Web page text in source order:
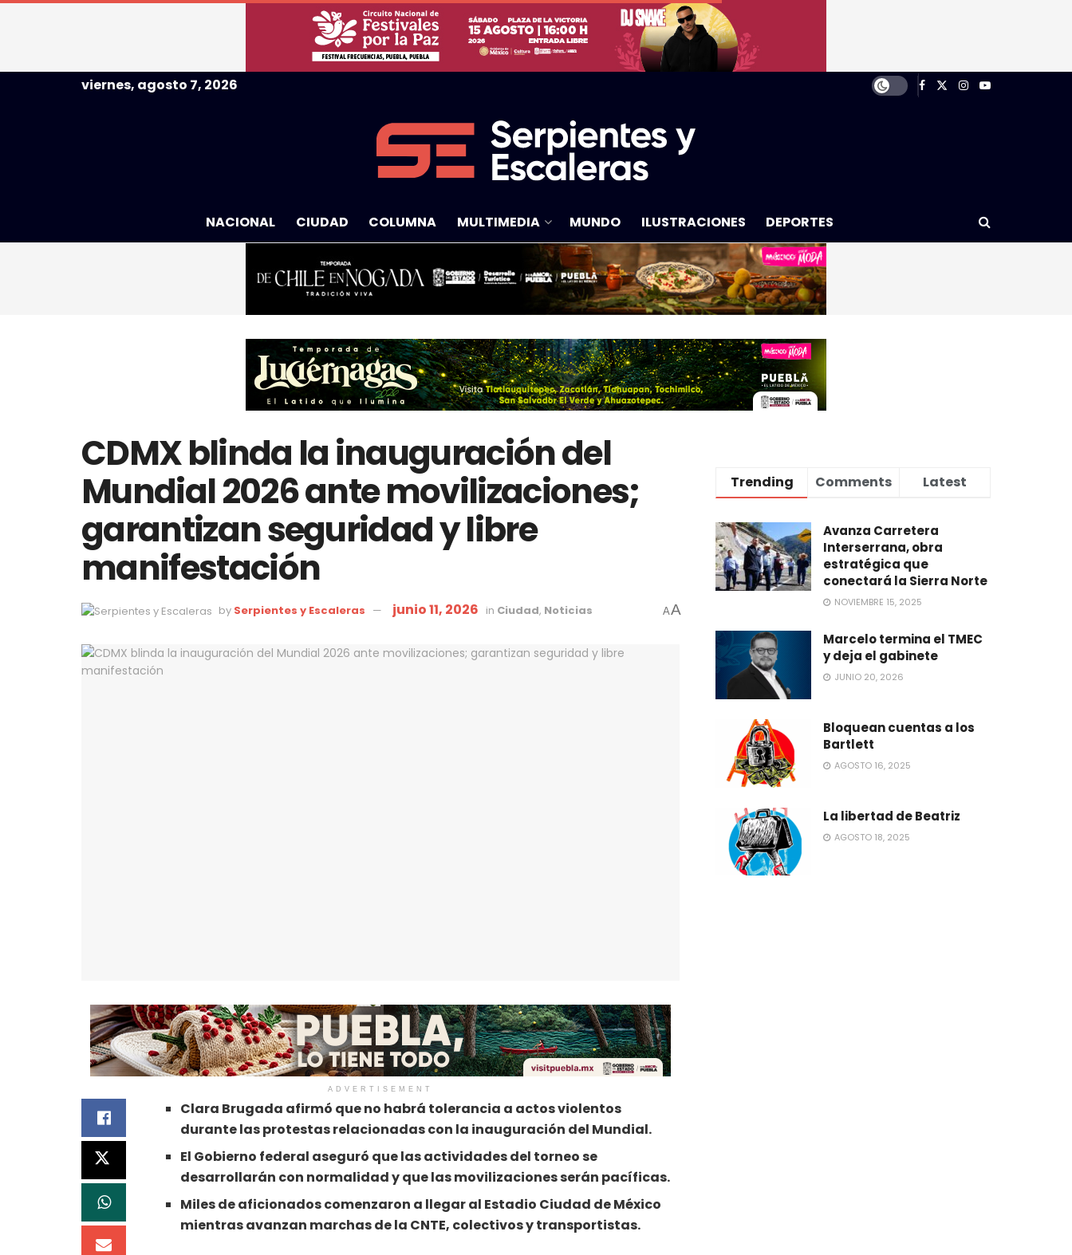
viernes, agosto 7, 2026
NACIONAL CIUDAD COLUMNA MULTIMEDIA MUNDO ILUSTRACIONES DEPORTES
CDMX blinda la inauguración del
Mundial 2026 ante movilizaciones;
garantizan seguridad y libre
manifestación
by Serpientes y Escaleras junio 11, 2026 in Ciudad, Noticias AA
ADVERTISEMENT
Clara Brugada afirmó que no habrá tolerancia a actos violentos
durante las protestas relacionadas con la inauguración del Mundial.
El Gobierno federal aseguró que las actividades del torneo se
desarrollarán con normalidad y que las movilizaciones serán pacíficas.
Miles de aficionados comenzaron a llegar al Estadio Ciudad de México
mientras avanzan marchas de la CNTE, colectivos y transportistas.
Trending Comments Latest
Avanza Carretera
Interserrana, obra
estratégica que
conectará la Sierra Norte
NOVIEMBRE 15, 2025
Marcelo termina el TMEC
y deja el gabinete
JUNIO 20, 2026
Bloquean cuentas a los
Bartlett
AGOSTO 16, 2025
La libertad de Beatriz
AGOSTO 18, 2025